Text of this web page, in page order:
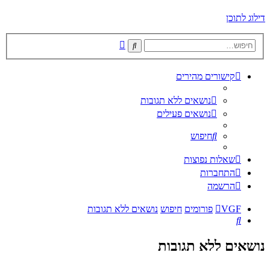
דילוג לתוכן
חיפוש
קישורים מהירים
נושאים ללא תגובות
נושאים פעילים
חיפוש
שאלות נפוצות
התחברות
הרשמה
VGF פורומים חיפוש נושאים ללא תגובות
חיפוש
נושאים ללא תגובות